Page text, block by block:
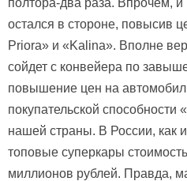
полтора-два раза. Впрочем,
остался в стороне, повысив
Priora» и «Kalina». Вполне
сойдет с конвейера по
повышение цен на
покупательской способности
нашей страны. В России, как
топовые суперкары
миллионов рублей. Правда,